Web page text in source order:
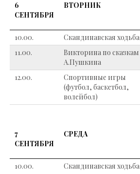
6
СЕНТЯБРЯ
ВТОРНИК
10.00. Скандинавская ходьба
11.00.
Викторина по сказкам
А.Пушкина
12.00.
Спортивные игры
(футбол, баскетбол,
волейбол)
7
СЕНТЯБРЯ
СРЕДА
10.00. Скандинавская ходьба